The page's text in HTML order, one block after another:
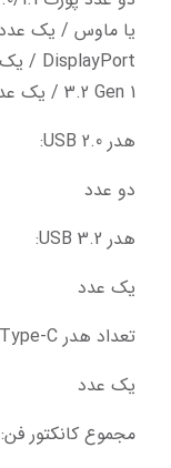
3.2 Gen 1 / یک عدد پورت RJ-45 / سه عدد جک صوتی
هدر USB 2.0:
دو عدد
هدر USB 3.2:
یک عدد
تعداد هدر USB 3.2 Type-C:
یک عدد
مجموع کانکتور فن: